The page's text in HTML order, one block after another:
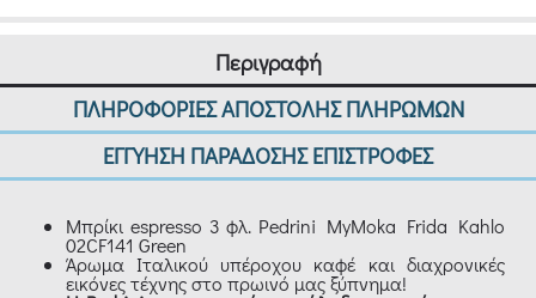
Περιγραφή
ΠΛΗΡΟΦΟΡΙΕΣ ΑΠΟΣΤΟΛΗΣ ΠΛΗΡΩΜΩΝ
ΕΓΓΥΗΣΗ ΠΑΡΑΔΟΣΗΣ ΕΠΙΣΤΡΟΦΕΣ
Μπρίκι espresso 3 φλ. Pedrini MyMoka Frida Kahlo
02CF141 Green
Άρωμα Ιταλικού υπέροχου καφέ και διαχρονικές
εικόνες τέχνης στο πρωινό μας ξύπνημα!